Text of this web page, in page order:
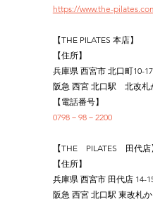
https://www.the-
【THE PILATES 本店】
【住所】
兵庫県 西宮市 北口町10-
阪急 西宮 北口駅　北改札
【電話番号】
0798－98－2200
【THE　PILATES　田代店
【住所】
兵庫県 西宮市 田代店 14-
阪急 西宮 北口駅 東改札